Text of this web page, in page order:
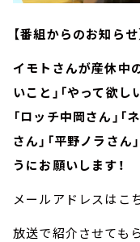
【番組からのお知らせ
イモトさんが産休中
いこと」「やって欲
「ロッチ中岡さん」「
さん」「平野ノラさ
うにお願いします！
メールアドレスはこ
放送で紹介させても